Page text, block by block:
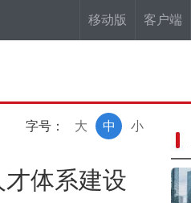
移动版 客户端
字号： 小
中
大
体系建设